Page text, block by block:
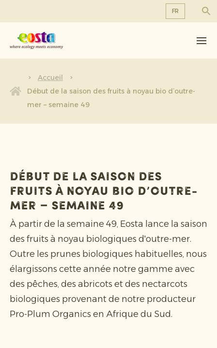
FR
À propos de nous
Produits
Durabilité
Nouvelles et communiqués
Travailler chez Eosta
Accueil
Début de la saison des fruits à noyau bio d’outre-
mer – semaine 49
Début de la saison des
fruits à noyau bio d’outre-
mer – semaine 49
À partir de la semaine 49, Eosta lance la saison
des fruits à noyau biologiques d'outre-mer.
Outre les prunes biologiques habituelles, nous
élargissons cette année notre gamme avec
des pêches, des abricots et des nectarcots
biologiques provenant de notre producteur
Pro-Plum Organics en Afrique du Sud.